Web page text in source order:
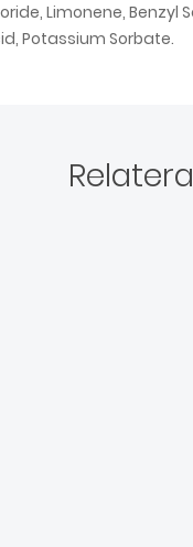
Limonene, Benzyl
Potassium Sorbate.